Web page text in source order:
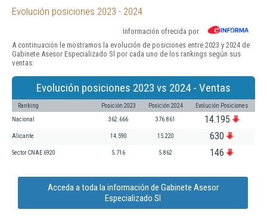
Evolución posiciones 2023 - 2024
Información ofrecida por
A continuación le mostramos la evolución de posiciones entre 2023 y 2024 de
Gabinete Asesor Especializado Sl por cada uno de los rankings según sus
ventas:
Evolución posiciones 2023 vs 2024 - Ventas
Ranking Posición 2023 Posición 2024 Evolución Posiciones
Nacional 362.666 376.861 14.195
Alicante 14.590 15.220 630
Sector CNAE 6920 5.716 5.862 146
Acceda a toda la información de Gabinete Asesor
Especializado Sl